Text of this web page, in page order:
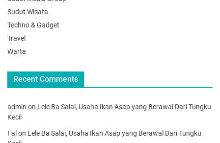
Sudut Wisata
Techno & Gadget
Travel
Warta
Recent Comments
admin on Lele Ba Salai, Usaha Ikan Asap yang Berawal Dari Tungku
Kecil
Falon Lele Ba Salai, Usaha Ikan Asap yang Berawal Dari Tungku